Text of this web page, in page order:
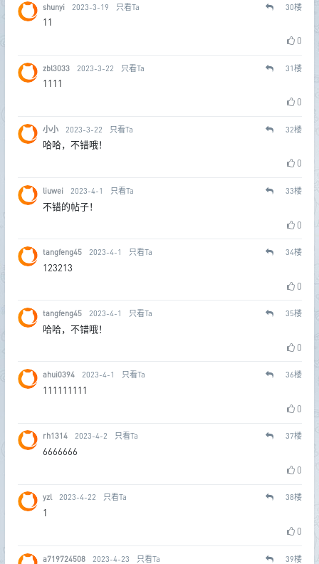
shunyi 2023-3-19 只看Ta 30楼
11
0
zbl3033 2023-3-22 只看Ta 31楼
1111
0
小小 2023-3-22 只看Ta 32楼
哈哈，不错哦！
0
liuwei 2023-4-1 只看Ta 33楼
不错的帖子！
0
tangfeng45 2023-4-1 只看Ta 34楼
123213
0
tangfeng45 2023-4-1 只看Ta 35楼
哈哈，不错哦！
0
ahui0394 2023-4-1 只看Ta 36楼
111111111
0
rh1314 2023-4-2 只看Ta 37楼
6666666
0
yzl 2023-4-22 只看Ta 38楼
1
0
a719724508 2023-4-23 只看Ta 39楼